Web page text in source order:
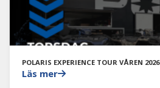
POLARIS EXPERIENCE TOUR VÅREN 2026
Läs mer